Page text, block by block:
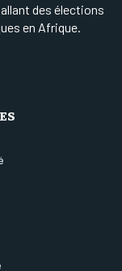
des élections
en Afrique.